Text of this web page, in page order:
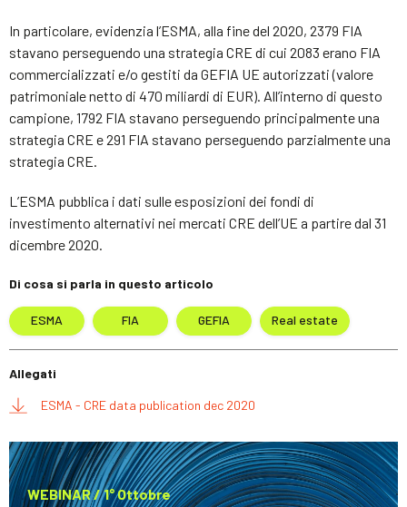
In particolare, evidenzia l’ESMA, alla fine del 2020, 2379 FIA
stavano perseguendo una strategia CRE di cui 2083 erano FIA
commercializzati e/o gestiti da GEFIA UE autorizzati (valore
patrimoniale netto di 470 miliardi di EUR). All’interno di questo
campione, 1792 FIA stavano perseguendo principalmente una
strategia CRE e 291 FIA stavano perseguendo parzialmente una
strategia CRE.
L’ESMA pubblica i dati sulle esposizioni dei fondi di
investimento alternativi nei mercati CRE dell’UE a partire dal 31
dicembre 2020.
Di cosa si parla in questo articolo
ESMA FIA GEFIA Real estate
Allegati
ESMA - CRE data publication dec 2020
WEBINAR / 1° Ottobre